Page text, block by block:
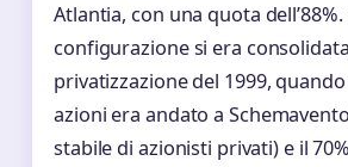
Atlantia, con una quota
configurazione si era
privatizzazione del 1999,
azioni era andato a
stabile di azionisti privati) e il